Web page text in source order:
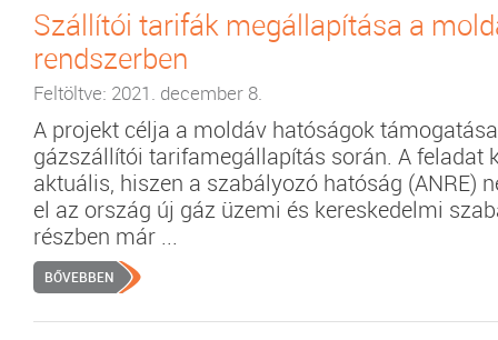
Szállítói tarifák megállapítása a
rendszerben
Feltöltve: 2021. december 8.
A projekt célja a moldáv hatóságok
gázszállítói tarifamegállapítás során. A feladat
aktuális, hiszen a szabályozó hatóság (ANRE)
el az ország új gáz üzemi és kereskedelmi
részben már ...
BŐVEBBEN